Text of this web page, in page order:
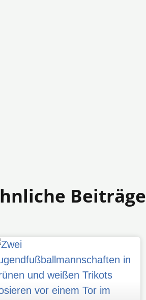
Beiträge